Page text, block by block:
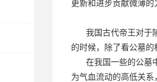
更新和进步贡献微薄的
我国古代帝王对于
的时候，除了看公墓
在我国一些的公墓
为气血流动的高低关